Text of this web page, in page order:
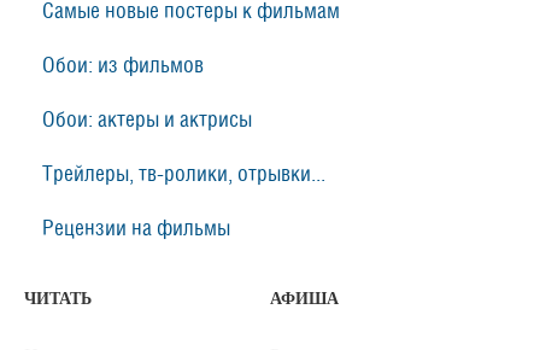
Самые новые постеры к фильмам
Обои: из фильмов
Обои: актеры и актрисы
Трейлеры, тв-ролики, отрывки...
Рецензии на фильмы
ЧИТАТЬ АФИША